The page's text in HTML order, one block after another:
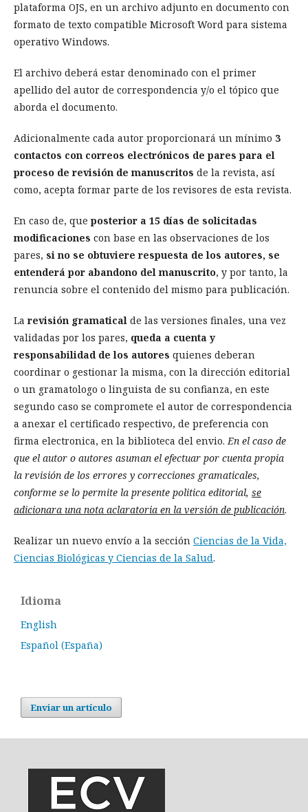
plataforma OJS, en un archivo adjunto en documento con
formato de texto compatible Microsoft Word para sistema
operativo Windows.
El archivo deberá estar denominado con el primer
apellido del autor de correspondencia y/o el tópico que
aborda el documento.
Adicionalmente cada autor proporcionará un mínimo 3
contactos con correos electrónicos de pares para el
proceso de revisión de manuscritos de la revista, así
como, acepta formar parte de los revisores de esta revista.
En caso de, que posterior a 15 días de solicitadas
modificaciones con base en las observaciones de los
pares, si no se obtuviere respuesta de los autores, se
entenderá por abandono del manuscrito, y por tanto, la
renuncia sobre el contenido del mismo para publicación.
La revisión gramatical de las versiones finales, una vez
validadas por los pares, queda a cuenta y
responsabilidad de los autores quienes deberan
coordinar o gestionar la misma, con la dirección editorial
o un gramatologo o linguista de su confianza, en este
segundo caso se compromete el autor de correspondencia
a anexar el certificado respectivo, de preferencia con
firma electronica, en la biblioteca del envio.En el caso de
que el autor o autores asuman el efectuar por cuenta propia
la revisión de los errores y correcciones gramaticales,
conforme se lo permite la presente politica editorial, se
adicionara una nota aclaratoria en la versión de publicación.
Realizar un nuevo envío a la sección Ciencias de la Vida,
Ciencias Biológicas y Ciencias de la Salud.
Idioma
English
Español (España)
Enviar un artículo